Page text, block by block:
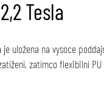
Tesla
na vysoce
zatímco flexibilní